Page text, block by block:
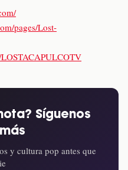
pages/Lost-
Síguenos
y cultura pop antes que